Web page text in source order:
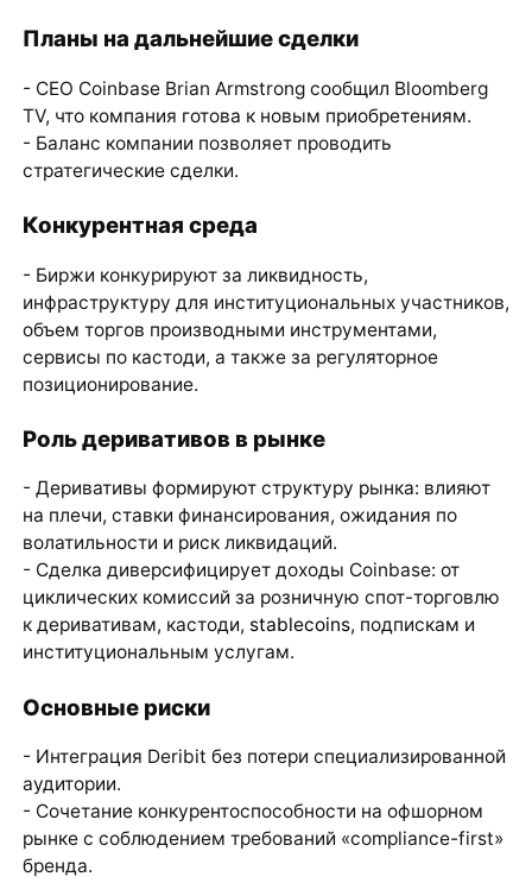
Планы на дальнейшие сделки
- CEO Coinbase Brian Armstrong сообщил Bloomberg
TV, что компания готова к новым приобретениям.
- Баланс компании позволяет проводить
стратегические сделки.
Конкурентная среда
- Биржи конкурируют за ликвидность,
инфраструктуру для институциональных участников,
объем торгов производными инструментами,
сервисы по кастоди, а также за регуляторное
позиционирование.
Роль деривативов в рынке
- Деривативы формируют структуру рынка: влияют
на плечи, ставки финансирования, ожидания по
волатильности и риск ликвидаций.
- Сделка диверсифицирует доходы Coinbase: от
циклических комиссий за розничную спот-торговлю
к деривативам, кастоди, stablecoins, подпискам и
институциональным услугам.
Основные риски
- Интеграция Deribit без потери специализированной
аудитории.
- Сочетание конкурентоспособности на офшорном
рынке с соблюдением требований «compliance-first»
бренда.